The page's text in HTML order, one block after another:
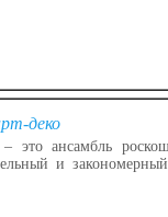
деко
– это ансамбль
и